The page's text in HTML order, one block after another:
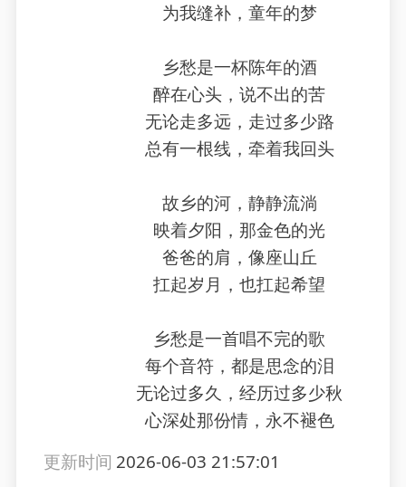
为我缝补，童年的梦
乡愁是一杯陈年的酒
醉在心头，说不出的苦
无论走多远，走过多少路
总有一根线，牵着我回头
故乡的河，静静流淌
映着夕阳，那金色的光
爸爸的肩，像座山丘
扛起岁月，也扛起希望
乡愁是一首唱不完的歌
每个音符，都是思念的泪
无论过多久，经历过多少秋
心深处那份情，永不褪色
更新时间 2026-06-03 21:57:01